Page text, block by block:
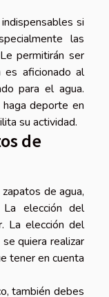
si
las
permitirán ser
aficionado al
para el agua.
haga deporte en
su actividad.
de
de agua,
elección del
La elección del
quiera realizar
tener en cuenta
también debes